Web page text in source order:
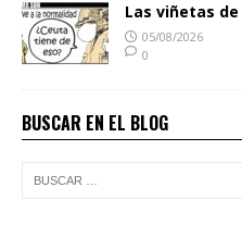
Las viñetas de
05/08/2026
0
BUSCAR EN EL BLOG